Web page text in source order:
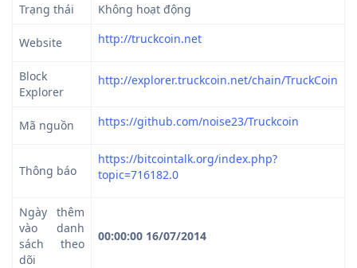
Trạng thái Không hoạt động
Website http://truckcoin.net
Block
Explorer
http://explorer.truckcoin.net/chain/TruckCoin
Mã nguồn https://github.com/noise23/Truckcoin
Thông báo
https://bitcointalk.org/index.php?
topic=716182.0
Ngày thêm
vào danh
sách theo
dõi
00:00:00 16/07/2014